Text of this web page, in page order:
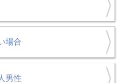
場合
男性